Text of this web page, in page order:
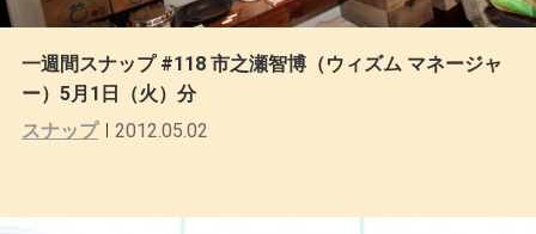
一週間スナップ #118 市之瀬智博（ウィズム マネージャ
ー）5月1日（火）分
スナップ
2012.05.02